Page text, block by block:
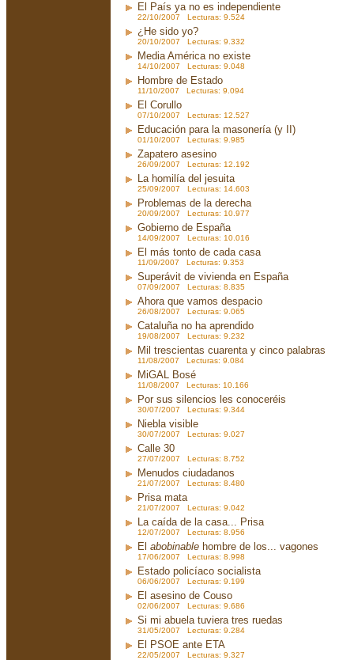
El País ya no es independiente
22/10/2007 Lecturas: 9.524
¿He sido yo?
20/10/2007 Lecturas: 9.332
Media América no existe
14/10/2007 Lecturas: 9.048
Hombre de Estado
11/10/2007 Lecturas: 9.094
El Corullo
07/10/2007 Lecturas: 12.527
Educación para la masonería (y II)
01/10/2007 Lecturas: 9.985
Zapatero asesino
26/09/2007 Lecturas: 12.192
La homilía del jesuita
25/09/2007 Lecturas: 14.603
Problemas de la derecha
20/09/2007 Lecturas: 10.977
Gobierno de España
14/09/2007 Lecturas: 10.016
El más tonto de cada casa
11/09/2007 Lecturas: 9.353
Superávit de vivienda en España
07/09/2007 Lecturas: 8.835
Ahora que vamos despacio
26/08/2007 Lecturas: 9.065
Cataluña no ha aprendido
19/08/2007 Lecturas: 9.232
Mil trescientas cuarenta y cinco palabras
11/08/2007 Lecturas: 9.084
MiGAL Bosé
11/08/2007 Lecturas: 10.166
Por sus silencios les conoceréis
30/07/2007 Lecturas: 9.344
Niebla visible
30/07/2007 Lecturas: 9.027
Calle 30
27/07/2007 Lecturas: 8.752
Menudos ciudadanos
21/07/2007 Lecturas: 8.480
Prisa mata
21/07/2007 Lecturas: 9.042
La caída de la casa... Prisa
12/07/2007 Lecturas: 8.956
El abobinable hombre de los... vagones
17/06/2007 Lecturas: 8.998
Estado policíaco socialista
06/06/2007 Lecturas: 9.199
El asesino de Couso
02/06/2007 Lecturas: 9.686
Si mi abuela tuviera tres ruedas
31/05/2007 Lecturas: 9.284
El PSOE ante ETA
22/05/2007 Lecturas: 9.327